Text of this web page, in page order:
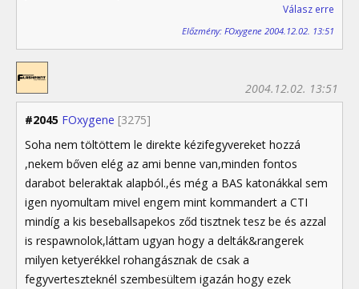
Válasz erre
Előzmény: FOxygene 2004.12.02. 13:51
#2045 FOxygene [3275]
2004.12.02. 13:51
Soha nem töltöttem le direkte kézifegyvereket hozzá
,nekem bőven elég az ami benne van,minden fontos
darabot beleraktak alapból.,és még a BAS katonákkal sem
igen nyomultam mivel engem mint kommandert a CTI
mindíg a kis beseballsapekos ződ tisztnek tesz be és azzal
is respawnolok,láttam ugyan hogy a delták&rangerek
milyen ketyerékkel rohangásznak de csak a
fegyverteszteknél szembesültem igazán hogy ezek